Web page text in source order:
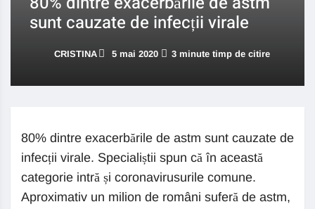
sunt cauzate de infecții virale
CRISTINA 5 mai 2020 3 minute timp de citire
80% dintre exacerbările de astm sunt cauzate de
infecții virale. Specialiștii spun că în această
categorie intră și coronavirusurile comune.
Aproximativ un milion de români suferă de astm,